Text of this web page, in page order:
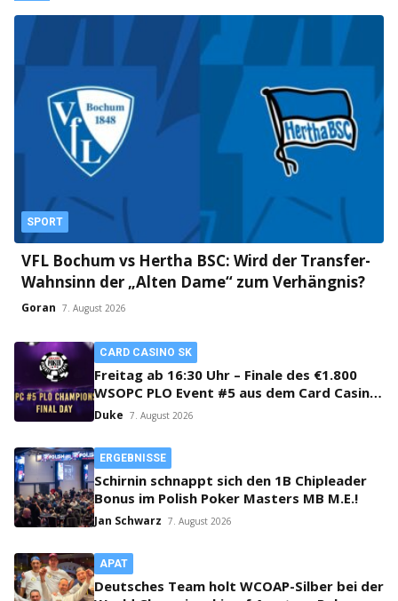
SPORT
VFL Bochum vs Hertha BSC: Wird der Transfer-
Wahnsinn der „Alten Dame“ zum Verhängnis?
Goran 7. August 2026
CARD CASINO SK
Freitag ab 16:30 Uhr – Finale des €1.800
WSOPC PLO Event #5 aus dem Card Casino
SK!
Duke 7. August 2026
ERGEBNISSE
Schirnin schnappt sich den 1B Chipleader
Bonus im Polish Poker Masters MB M.E.!
Jan Schwarz 7. August 2026
APAT
Deutsches Team holt WCOAP-Silber bei der